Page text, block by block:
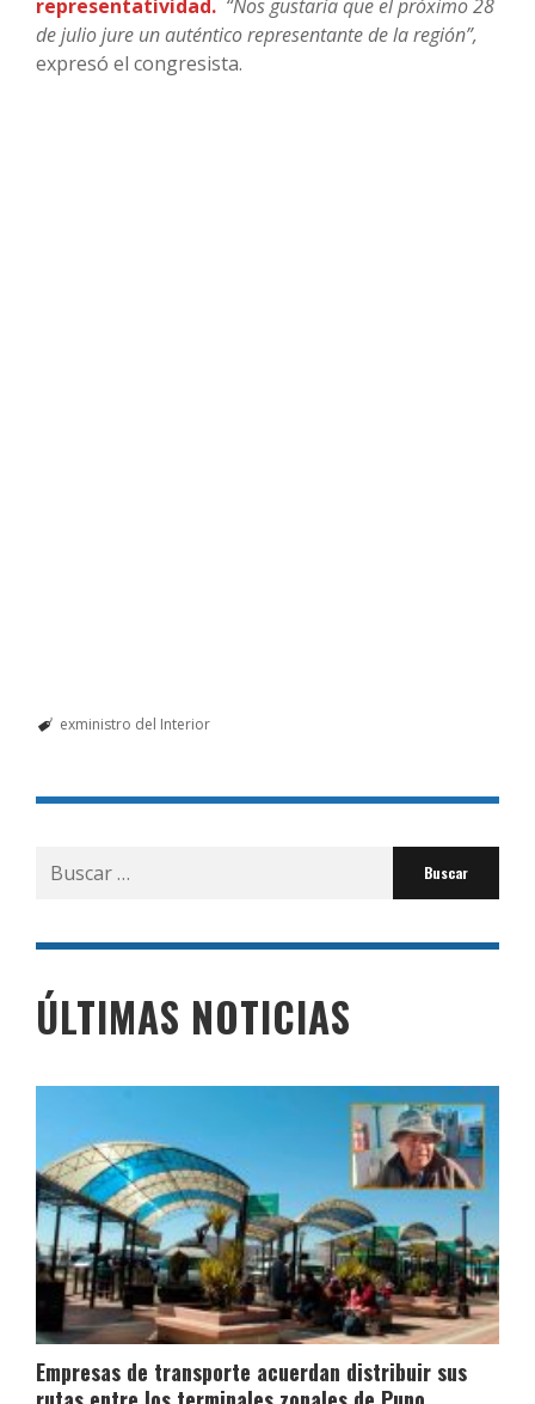
representatividad. “Nos gustaría que el próximo 28
de julio jure un auténtico representante de la región”,
expresó el congresista.
exministro del Interior
Buscar
por:
ÚLTIMAS NOTICIAS
Empresas de transporte acuerdan distribuir sus